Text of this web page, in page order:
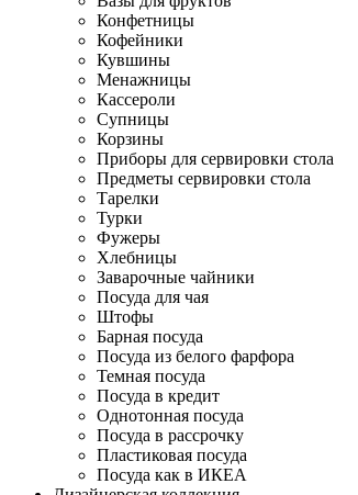
Конфетницы
Кофейники
Кувшины
Менажницы
Кассероли
Супницы
Корзины
Приборы для сервировки стола
Предметы сервировки стола
Тарелки
Турки
Фужеры
Хлебницы
Заварочные чайники
Посуда для чая
Штофы
Барная посуда
Посуда из белого фарфора
Темная посуда
Посуда в кредит
Однотонная посуда
Посуда в рассрочку
Пластиковая посуда
Посуда как в ИКЕА